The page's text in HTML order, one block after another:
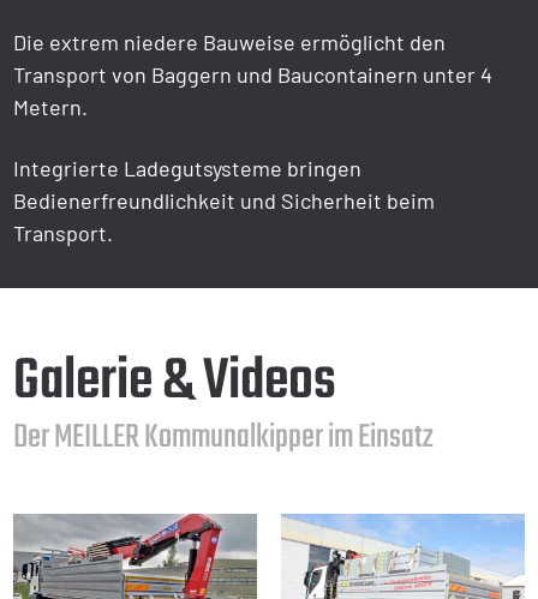
Die extrem niedere Bauweise ermöglicht den
Transport von Baggern und Baucontainern unter 4
Metern.
Integrierte Ladegutsysteme bringen
Bedienerfreundlichkeit und Sicherheit beim
Transport.
Galerie & Videos
Der MEILLER Kommunalkipper im Einsatz